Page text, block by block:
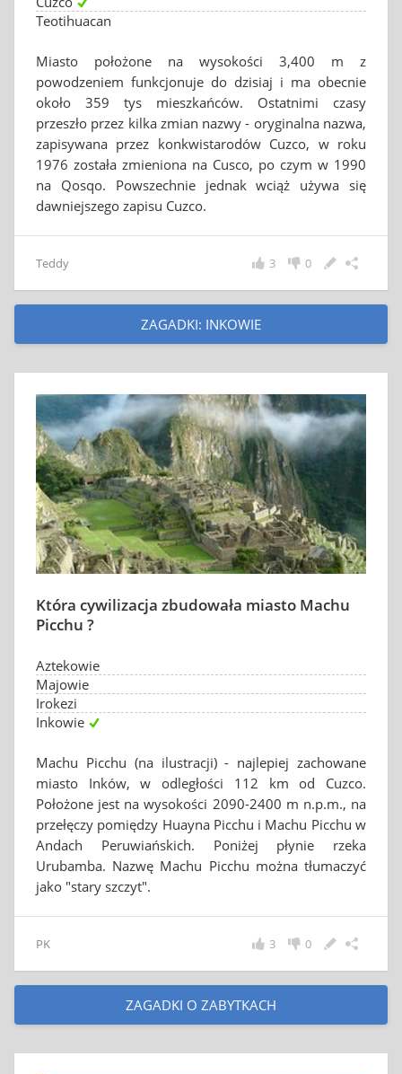
Teotihuacan
Miasto położone na wysokości 3,400 m z
powodzeniem funkcjonuje do dzisiaj i ma obecnie
około 359 tys mieszkańców. Ostatnimi czasy
przeszło przez kilka zmian nazwy - oryginalna nazwa,
zapisywana przez konkwistarodów Cuzco, w roku
1976 została zmieniona na Cusco, po czym w 1990
na Qosqo. Powszechnie jednak wciąż używa się
dawniejszego zapisu Cuzco.
Teddy 0
3
ZAGADKI: INKOWIE
Która cywilizacja zbudowała miasto Machu
Picchu ?
Aztekowie
Majowie
Irokezi
Inkowie
Machu Picchu (na ilustracji) - najlepiej zachowane
miasto Inków, w odległości 112 km od Cuzco.
Położone jest na wysokości 2090-2400 m n.p.m., na
przełęczy pomiędzy Huayna Picchu i Machu Picchu w
Andach Peruwiańskich. Poniżej płynie rzeka
Urubamba. Nazwę Machu Picchu można tłumaczyć
jako "stary szczyt".
PK 0
3
ZAGADKI O ZABYTKACH